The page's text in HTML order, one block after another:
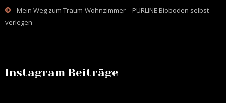
Mein Weg zum Traum-Wohnzimmer – PURLINE Bioboden selbst
verlegen
Instagram Beiträge